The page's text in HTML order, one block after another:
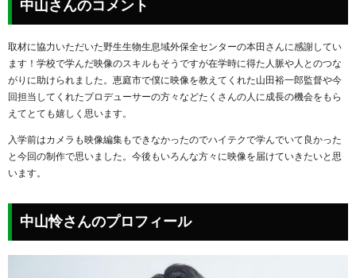
中山さんのコメント
取材に協力いただいた野生生物生息域外保全センターの本田さんに感謝してい
ます！学校で学んだ映像のスキルもそうですが在学時に得た人脈や人とのつな
がりに助けられました。恵庭市で僕に映像を教えてくれた山田裕一郎監督や今
回担当してくれたプロデューサーの方々などたくさんの人に成長の機会をもら
えてとても嬉しく思います。
入学前はカメラも映像編集もできなかったのでハイテクで学んでいて良かった
と今回の制作で思いました。今後もいろんな方々に映像を届けていきたいと思
います。
中山怜さんのプロフィール